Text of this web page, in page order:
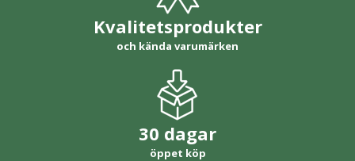
Kvalitetsprodukter
och kända varumärken
30 dagar
öppet köp